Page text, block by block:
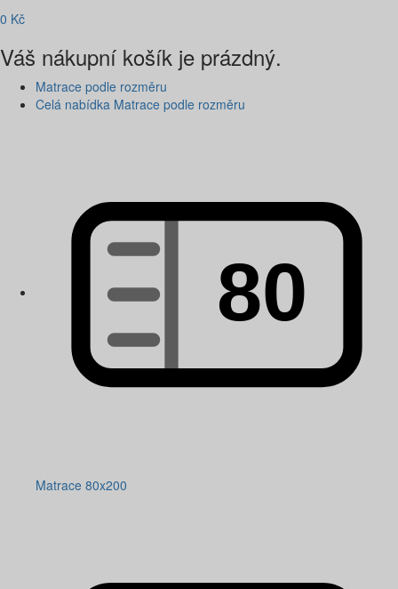
0 Kč
Váš nákupní košík je prázdný.
Matrace podle rozměru
Celá nabídka Matrace podle rozměru
Matrace 80x200